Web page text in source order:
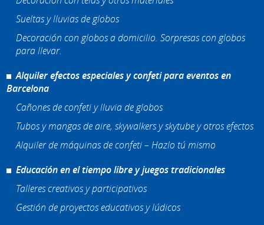
Sueltas y lluvias de globos
Decoración con globos a domicilio. Sorpresas con globos
para llevar.
Alquiler efectos especiales y confeti para eventos en
Barcelona
Cañones de confeti y lluvia de globos
Tubos y mangas de aire, skywalkers y skytube y otros efectos
Alquiler de máquinas de confeti – Hazlo tú mismo
Educación en el tiempo libre y juegos tradicionales
Talleres creativos y participativos
Gestión de proyectos educativos y lúdicos